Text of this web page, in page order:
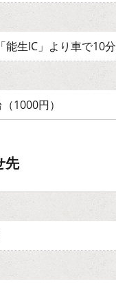
能生IC」より車で10分
1000円）
先